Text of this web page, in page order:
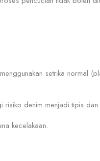
setrika normal
denim menjadi tipis dan
kecelakaan.